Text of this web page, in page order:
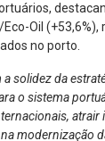
Oil
no porto.
solidez da
o sistema
modernização